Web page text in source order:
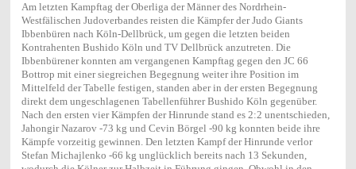
Am letzten Kampftag der Oberliga der Männer des Nordrhein-
Westfälischen Judoverbandes reisten die Kämpfer der Judo Giants
Ibbenbüren nach Köln-Dellbrück, um gegen die letzten beiden
Kontrahenten Bushido Köln und TV Dellbrück anzutreten. Die
Ibbenbürener konnten am vergangenen Kampftag gegen den JC 66
Bottrop mit einer siegreichen Begegnung weiter ihre Position im
Mittelfeld der Tabelle festigen, standen aber in der ersten Begegnung
direkt dem ungeschlagenen Tabellenführer Bushido Köln gegenüber.
Nach den ersten vier Kämpfen der Hinrunde stand es 2:2 unentschieden,
Jahongir Nazarov -73 kg und Cevin Börgel -90 kg konnten beide ihre
Kämpfe vorzeitig gewinnen. Den letzten Kampf der Hinrunde verlor
Stefan Michajlenko -66 kg unglücklich bereits nach 13 Sekunden,